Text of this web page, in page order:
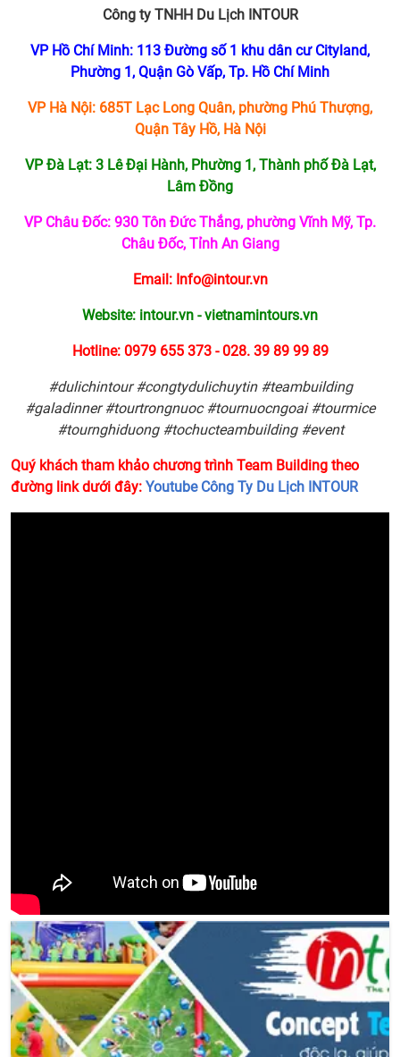
Công ty TNHH Du Lịch INTOUR
VP Hồ Chí Minh: 113 Đường số 1 khu dân cư Cityland,
Phường 1, Quận Gò Vấp, Tp. Hồ Chí Minh
VP Hà Nội: 685T Lạc Long Quân, phường Phú Thượng,
Quận Tây Hồ, Hà Nội
VP Đà Lạt: 3 Lê Đại Hành, Phường 1, Thành phố Đà Lạt,
Lâm Đồng
VP Châu Đốc: 930 Tôn Đức Thắng, phường Vĩnh Mỹ, Tp.
Châu Đốc, Tỉnh An Giang
Email: Info@intour.vn
Website: intour.vn - vietnamintours.vn
Hotline: 0979 655 373 - 028. 39 89 99 89
#dulichintour #congtydulichuytin #teambuilding
#galadinner #tourtrongnuoc #tournuocngoai #tourmice
#tournghiduong #tochucteambuilding #event
Quý khách tham khảo chương trình Team Building theo
đường link dưới đây: Youtube Công Ty Du Lịch INTOUR